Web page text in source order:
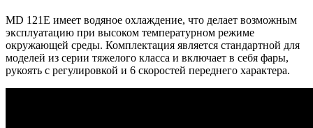
MD 121E имеет водяное охлаждение, что делает возможным
эксплуатацию при высоком температурном режиме
окружающей среды. Комплектация является стандартной для
моделей из серии тяжелого класса и включает в себя фары,
рукоять с регулировкой и 6 скоростей переднего характера.